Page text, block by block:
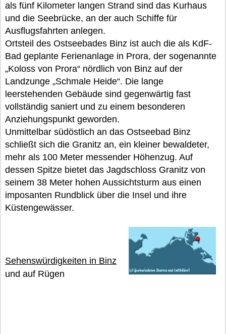
als fünf Kilometer langen Strand sind das Kurhaus
und die Seebrücke, an der auch Schiffe für
Ausflugsfahrten anlegen.
Ortsteil des Ostseebades Binz ist auch die als KdF-
Bad geplante Ferienanlage in Prora, der sogenannte
„Koloss von Prora“ nördlich von Binz auf der
Landzunge „Schmale Heide“. Die lange
leerstehenden Gebäude sind gegenwärtig fast
vollständig saniert und zu einem besonderen
Anziehungspunkt geworden.
Unmittelbar südöstlich an das Ostseebad Binz
schließt sich die Granitz an, ein kleiner bewaldeter,
mehr als 100 Meter messender Höhenzug. Auf
dessen Spitze bietet das Jagdschloss Granitz von
seinem 38 Meter hohen Aussichtsturm aus einen
imposanten Rundblick über die Insel und ihre
Küstengewässer.
Sehenswürdigkeiten in Binz
und auf Rügen